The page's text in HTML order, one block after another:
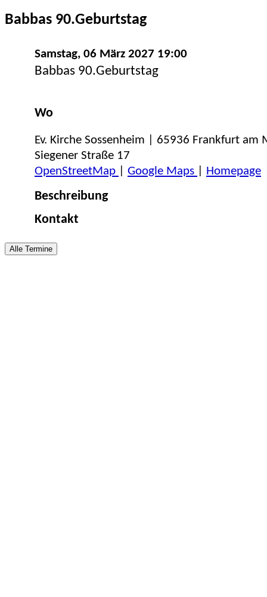
Babbas 90.Geburtstag
Samstag, 06 März 2027 19:00
Babbas 90.Geburtstag
Wo
Ev. Kirche Sossenheim | 65936 Frankfurt am
Siegener Straße 17
OpenStreetMap
Google Maps Homepage
Beschreibung
Kontakt
Alle Termine